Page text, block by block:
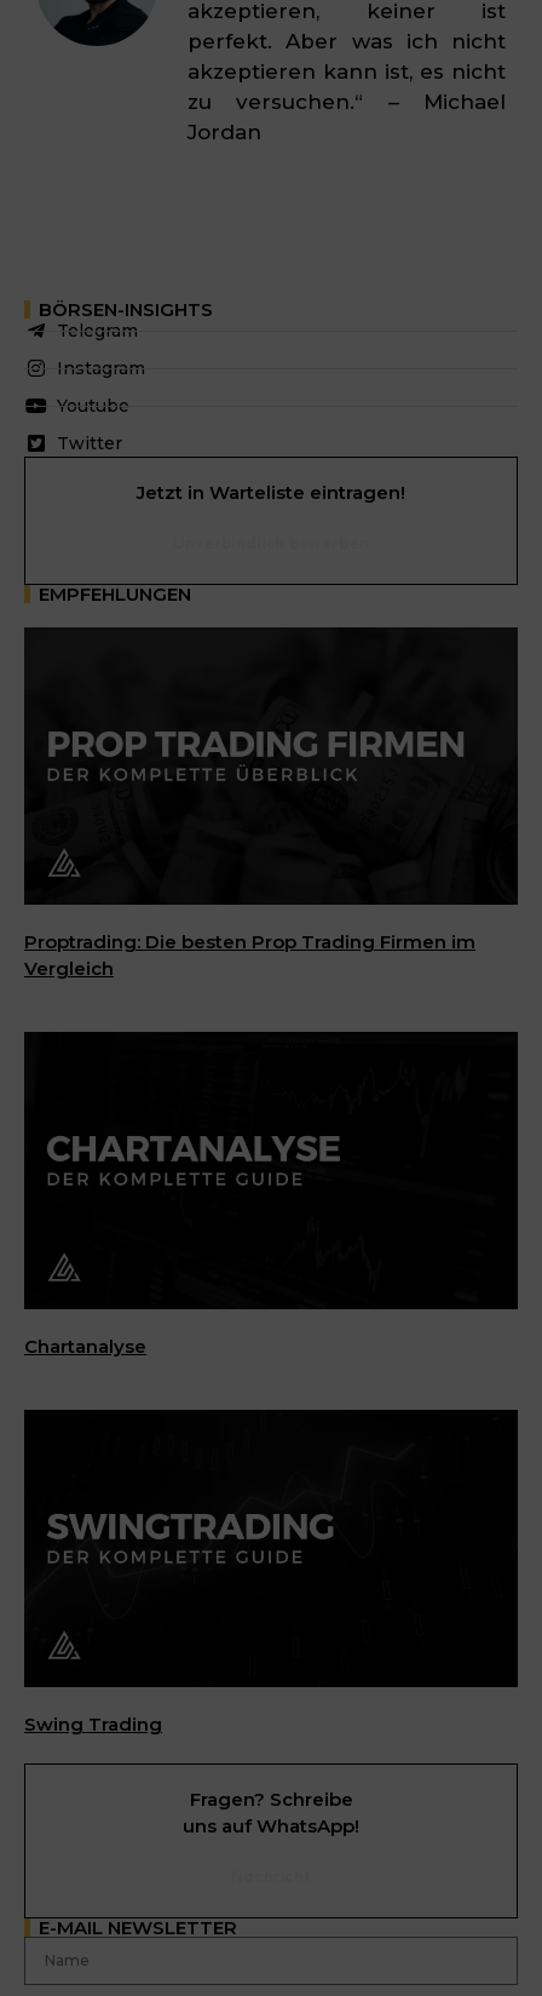
akzeptieren, keiner ist
perfekt. Aber was ich nicht
akzeptieren kann ist, es nicht
zu versuchen.“ – Michael
Jordan
BÖRSEN-INSIGHTS
Telegram
Instagram
Youtube
Twitter
Jetzt in Warteliste eintragen!
EMPFEHLUNGEN
Proptrading: Die besten Prop Trading Firmen im
Vergleich
Chartanalyse
Swing Trading
Fragen? Schreibe
uns auf WhatsApp!
E-MAIL NEWSLETTER